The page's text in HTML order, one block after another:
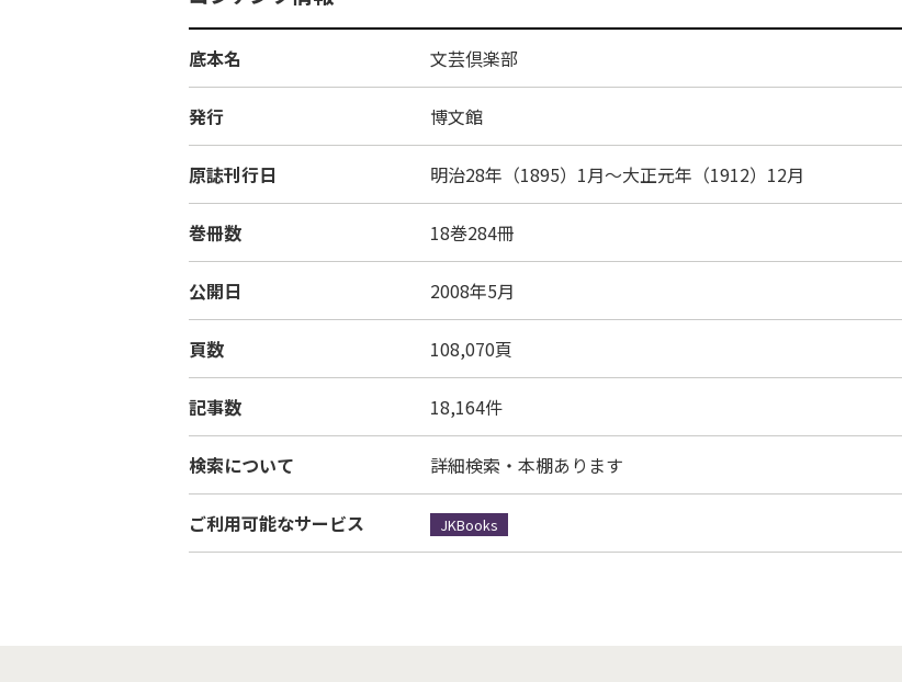
底本名 文芸倶楽部
発行 博文館
原誌刊行日 明治28年（1895）1月～大正元年（1912）12月
巻冊数 18巻284冊
公開日 2008年5月
頁数 108,070頁
記事数 18,164件
検索について 詳細検索・本棚あります
ご利用可能なサービス JKBooks